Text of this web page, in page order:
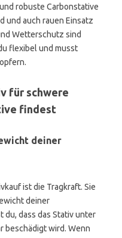
robuste Carbonstative
und auch rauen Einsatz
Wetterschutz sind
flexibel und musst
für schwere
findest
deiner
ist die Tragkraft. Sie
deiner
du, dass das Stativ unter
beschädigt wird. Wenn